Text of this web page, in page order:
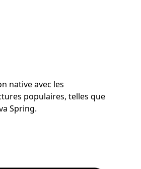
native avec les
populaires, telles que
Spring.